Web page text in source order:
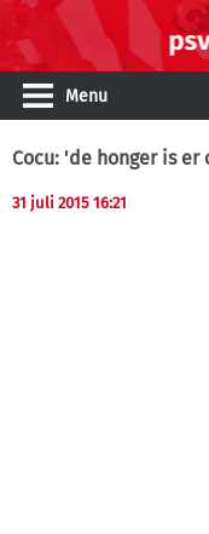
Menu
Cocu: 'de honger is
31 juli 2015 16:21